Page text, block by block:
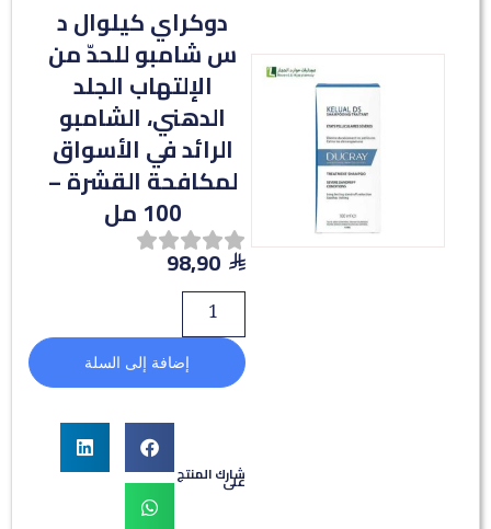
دوكراي كيلوال د
س شامبو للحدّ من
الإلتهاب الجلد
الدهني، الشامبو
الرائد في الأسواق
لمكافحة القشرة –
100 مل
98,90
إضافة إلى السلة
شارك المنتج
على